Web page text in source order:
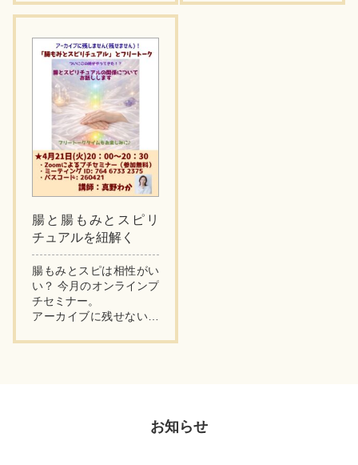
絡・ツボの関係につい
腸と腸もみとスピリ
チュアルを紐解く
腸もみとスピは相性がい
い？ 今月のオンラインプ
チセミナー。
アーカイブに残せない内
ながら始まりました。
お知らせ